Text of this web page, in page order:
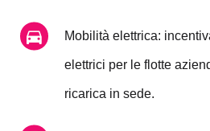
Mobilità elettrica:
elettrici per le flotte
ricarica in sede.